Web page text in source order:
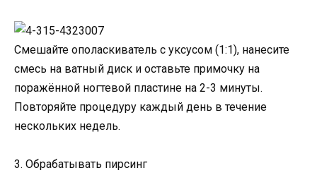
Смешайте ополаскиватель с уксусом (1:1), нанесите
смесь на ватный диск и оставьте примочку на
поражённой ногтевой пластине на 2-3 минуты.
Повторяйте процедуру каждый день в течение
нескольких недель.
3. Обрабатывать пирсинг